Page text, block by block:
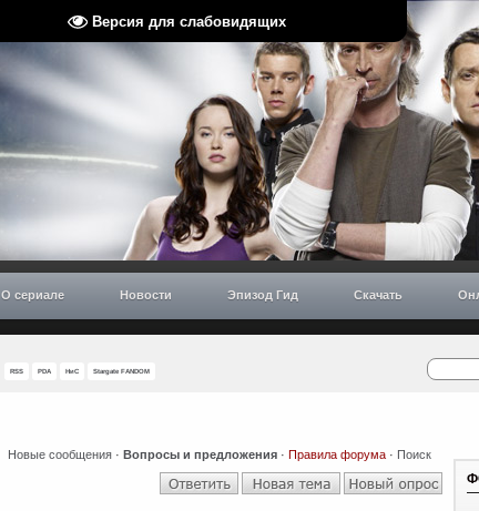
Версия для слабовидящих
О сериале Новости Эпизод Гид Скачать
RSS PDA НиС Stargate FANDOM
Новые сообщения · Вопросы и предложения · Правила форума · Поиск